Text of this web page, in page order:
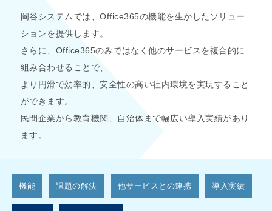
岡谷システムでは、Office365の機能を生かしたソリュー
ションを提供します。
さらに、Office365のみではなく他のサービスを複合的に
組み合わせることで、
より円滑で効率的、安全性の高い社内環境を実現すること
ができます。
民間企業から教育機関、自治体まで幅広い導入実績があり
ます。
機能 課題の解決 他サービスとの連携 導入実績